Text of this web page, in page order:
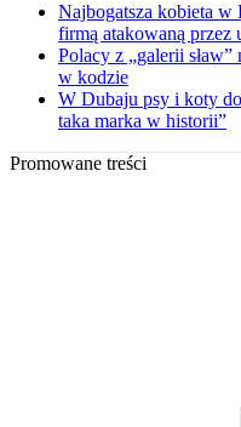
Najbogatsza kobieta w
firmą atakowaną przez
Polacy z „galerii
w kodzie
W Dubaju psy i koty
taka marka w historii”
Promowane treści